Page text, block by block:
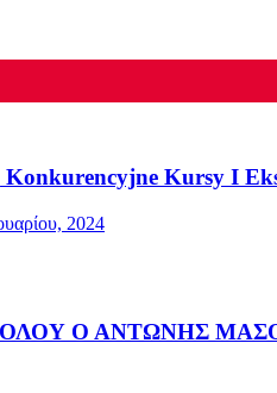
Konkurencyjne Kursy I
2024
Ο ΑΝΤΩΝΗΣ